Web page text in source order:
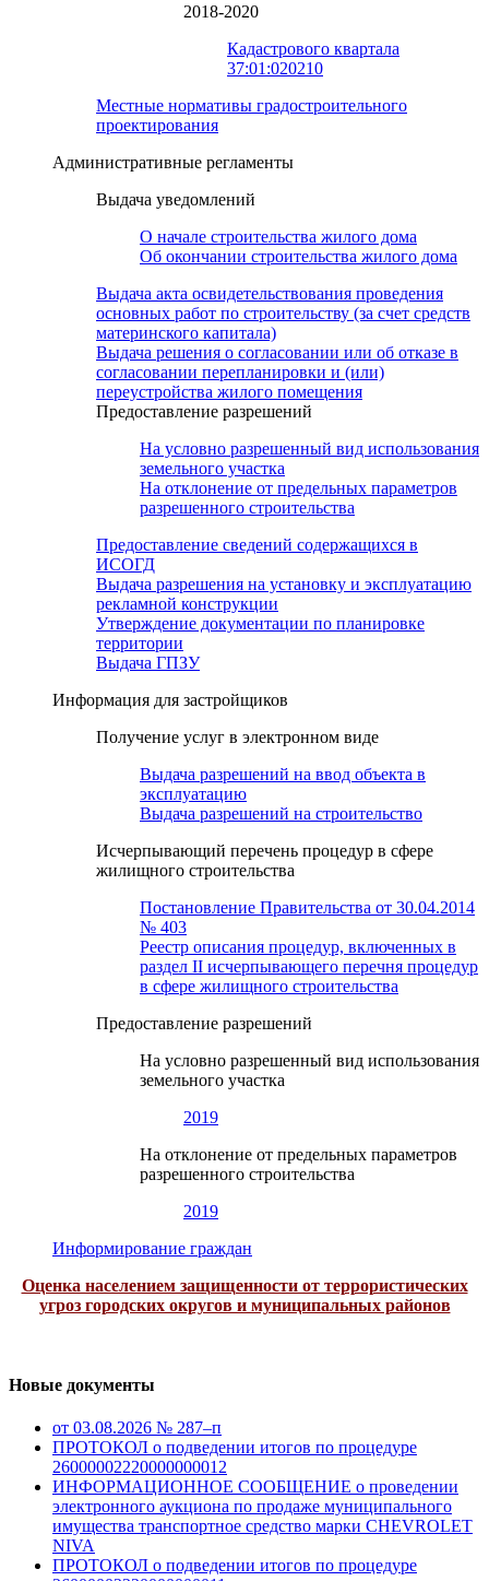
2018-2020
Кадастрового квартала
37:01:020210
Местные нормативы градостроительного
проектирования
Административные регламенты
Выдача уведомлений
О начале строительства жилого дома
Об окончании строительства жилого дома
Выдача акта освидетельствования проведения
основных работ по строительству (за счет средств
материнского капитала)
Выдача решения о согласовании или об отказе в
согласовании перепланировки и (или)
переустройства жилого помещения
Предоставление разрешений
На условно разрешенный вид использования
земельного участка
На отклонение от предельных параметров
разрешенного строительства
Предоставление сведений содержащихся в
ИСОГД
Выдача разрешения на установку и эксплуатацию
рекламной конструкции
Утверждение документации по планировке
территории
Выдача ГПЗУ
Информация для застройщиков
Получение услуг в электронном виде
Выдача разрешений на ввод объекта в
эксплуатацию
Выдача разрешений на строительство
Исчерпывающий перечень процедур в сфере
жилищного строительства
Постановление Правительства от 30.04.2014
№ 403
Реестр описания процедур, включенных в
раздел II исчерпывающего перечня процедур
в сфере жилищного строительства
Предоставление разрешений
На условно разрешенный вид использования
земельного участка
2019
На отклонение от предельных параметров
разрешенного строительства
2019
Информирование граждан
Оценка населением защищенности от террористических
угроз городских округов и муниципальных районов
Новые документы
от 03.08.2026 № 287–п
ПРОТОКОЛ о подведении итогов по процедуре
26000002220000000012
ИНФОРМАЦИОННОЕ СООБЩЕНИЕ о проведении
электронного аукциона по продаже муниципального
имущества транспортное средство марки CHEVROLET
NIVA
ПРОТОКОЛ о подведении итогов по процедуре